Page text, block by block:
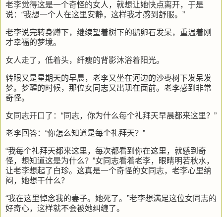
老李觉得这是一个奇怪的女人，就想让她快点离开，于是
说：“我想一个人在这里安静，这样我才感到舒服。”
老李说完转身蹲下，继续望着树下的鹅卵石发呆，重温着刚
才幸福的梦境。
女人走了，低着头，纤瘦的背影沐浴着阳光。
转眼又是星期天的早晨，老李又坐在河边的沙枣树下发呆发
梦。梦醒的时候，那位女同志又出现在面前。老李感到非常
奇怪。
女同志开口了：“同志，你为什么每个礼拜天早晨都来这里？”
老李回答：“你怎么知道是每个礼拜天？”
“我每个礼拜天都来这里，每次都看到你在这里，就感到奇
怪，想知道这是为什么？”女同志看着老李，眼睛明若秋水，
让老李想起了白珍。这真是一个奇怪的女同志，老李心里纳
闷，她想干什么？
“我在这里悼念我的妻子。她死了。”老李想满足这位女同志的
好奇心，这样就不会被她纠缠了。